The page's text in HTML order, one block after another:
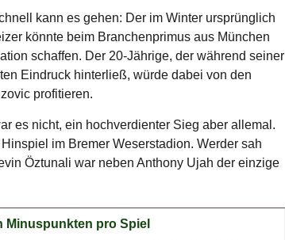
kann es gehen: Der im Winter ursprünglich
könnte beim Branchenprimus aus München
schaffen. Der 20-Jährige, der während seiner
Eindruck hinterließ, würde dabei von den
profitieren.
es nicht, ein hochverdienter Sieg aber allemal.
im Bremer Weserstadion. Werder sah
Öztunali war neben Anthony Ujah der einzige
Minuspunkten pro Spiel